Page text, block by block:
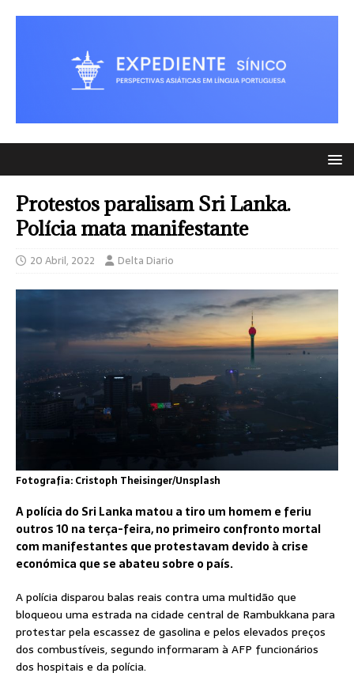
Protestos paralisam Sri Lanka.
Polícia mata manifestante
20 Abril, 2022 Delta Diario
Fotografia: Cristoph Theisinger/Unsplash
A polícia do Sri Lanka matou a tiro um homem e feriu
outros 10 na terça-feira, no primeiro confronto mortal
com manifestantes que protestavam devido à crise
económica que se abateu sobre o país.
A polícia disparou balas reais contra uma multidão que
bloqueou uma estrada na cidade central de Rambukkana para
protestar pela escassez de gasolina e pelos elevados preços
dos combustíveis, segundo informaram à AFP funcionários
dos hospitais e da polícia.